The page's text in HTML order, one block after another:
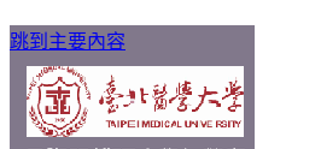
跳到主要內容